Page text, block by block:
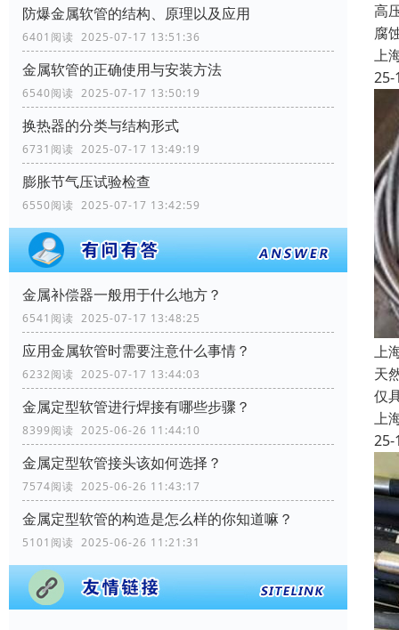
防爆金属软管的结构、原理以及应用
6401阅读 2025-07-17 13:51:36
金属软管的正确使用与安装方法
6540阅读 2025-07-17 13:50:19
换热器的分类与结构形式
6731阅读 2025-07-17 13:49:19
膨胀节气压试验检查
6550阅读 2025-07-17 13:42:59
金属补偿器一般用于什么地方？
6541阅读 2025-07-17 13:48:25
应用金属软管时需要注意什么事情？
6232阅读 2025-07-17 13:44:03
金属定型软管进行焊接有哪些步骤？
8399阅读 2025-06-26 11:44:10
金属定型软管接头该如何选择？
7574阅读 2025-06-26 11:43:17
金属定型软管的构造是怎么样的你知道嘛？
5101阅读 2025-06-26 11:21:31
高
腐
上
25-
上
天
仅
上
25-